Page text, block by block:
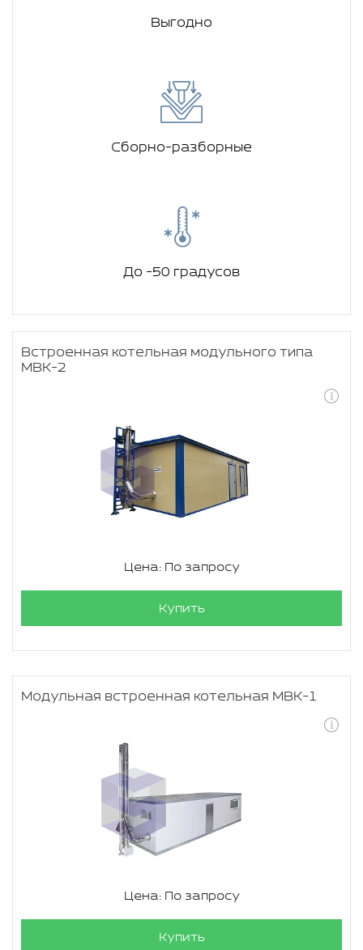
Выгодно
Сборно-разборные
До -50 градусов
Встроенная котельная модульного типа
МВК-2
Цена: По запросу
Купить
Модульная встроенная котельная МВК-1
Цена: По запросу
Купить